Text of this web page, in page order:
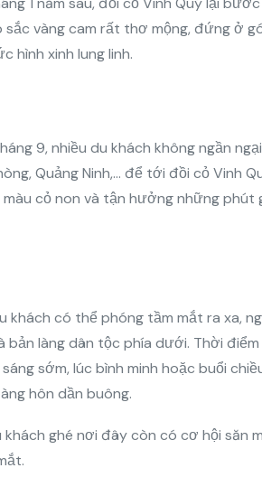
vàng cam rất thơ mộng, đứng ở
hình xinh lung linh.
9, nhiều du khách không ngần
Quảng Ninh,… để tới đồi cỏ Vinh
cỏ non và tận hưởng những phút
khách có thể phóng tầm mắt ra xa,
bản làng dân tộc phía dưới. Thời
sớm, lúc bình minh hoặc buổi
hôn dần buông.
ghé nơi đây còn có cơ hội săn